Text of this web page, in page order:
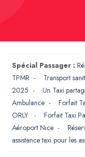
Spécial Passager :
TPMR - Transport
2025 - Un Taxi
Ambulance - Forfait
ORLY
- Forfait Taxi
Aéroport Nice -
assistance taxi pour les